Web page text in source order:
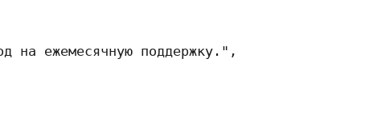
на ежемесячную поддержку.",